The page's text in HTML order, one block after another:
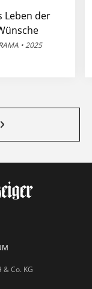
Leben der
• 2025
Co. KG